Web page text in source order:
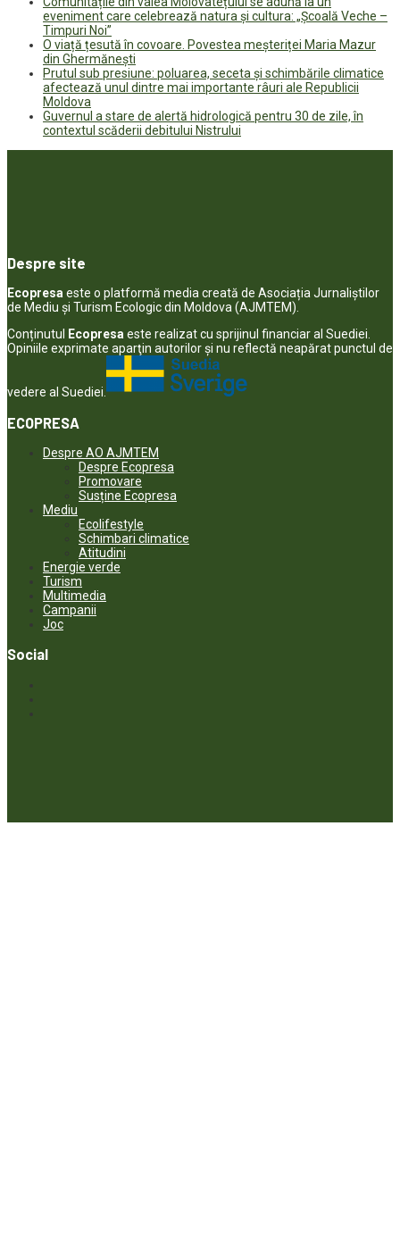
eveniment care celebrează natura și cultura: „Școală Veche –
Timpuri Noi”
O viață țesută în covoare. Povestea meșteriței Maria Mazur
din Ghermănești
Prutul sub presiune: poluarea, seceta și schimbările climatice
afectează unul dintre mai importante râuri ale Republicii
Moldova
Guvernul a stare de alertă hidrologică pentru 30 de zile, în
contextul scăderii debitului Nistrului
Despre site
Ecopresa este o platformă media creată de Asociația Jurnaliștilor
de Mediu și Turism Ecologic din Moldova (AJMTEM).
Conținutul
Ecopresa este realizat cu sprijinul financiar al Suediei.
Opiniile exprimate aparţin autorilor şi nu reflectă neapărat punctul de
vedere al Suediei.
ECOPRESA
Despre AO AJMTEM
Despre Ecopresa
Promovare
Susține Ecopresa
Mediu
Ecolifestyle
Schimbari climatice
Atitudini
Energie verde
Turism
Multimedia
Campanii
Joc
Social